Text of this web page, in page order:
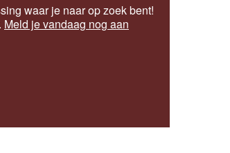
waar je naar op zoek bent!
Meld je vandaag nog aan